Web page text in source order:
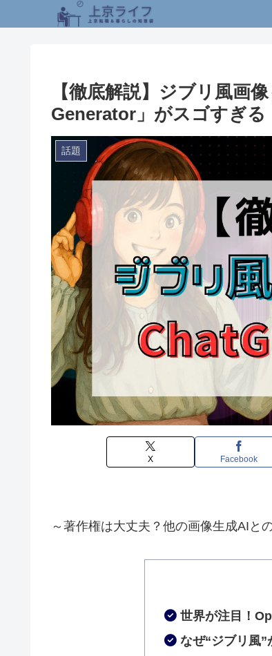
【徹底解説】ジブリ風画
Generator」がスゴすぎる
話題
X Facebook
～著作権は大丈夫？他の画像生成AIと
世界が注目！
なぜ“ジブリ風”